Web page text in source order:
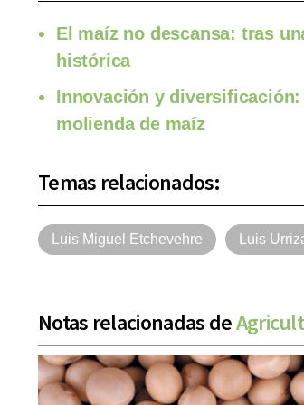
El maíz no descansa: tras
histórica
Innovación y
molienda de maíz
Temas relacionados:
Luis Miguel Etchevehre Luis
Notas relacionadas de